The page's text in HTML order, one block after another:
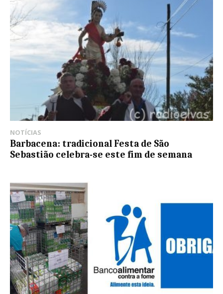
NOTÍCIAS
Barbacena: tradicional Festa de São
Sebastião celebra-se este fim de semana